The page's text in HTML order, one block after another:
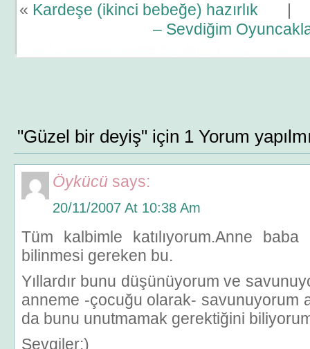
« Kardeşe (ikinci bebeğe) hazırlık
– Sevdiğim
"Güzel bir deyiş" için 1 Yorum
Öykücü says:
20/11/2007 At 10:38 Am
Tüm kalbimle katılıyorum.Anne
bilinmesi gereken bu.
Yıllardır bunu düşünüyorum ve
anneme -çocuğu olarak- savunuyorum
da bunu unutmamak gerektiğini
Sevgiler:)